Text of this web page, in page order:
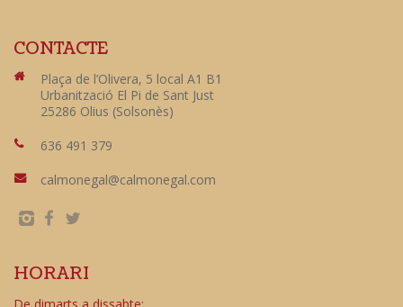
CONTACTE
Plaça de l’Olivera, 5 local A1 B1
Urbanització El Pi de Sant Just
25286 Olius (Solsonès)
636 491 379
calmonegal@calmonegal.com
HORARI
De dimarts a dissabte: